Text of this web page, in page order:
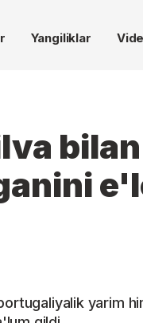
Yangiliklar
bilan
yarim